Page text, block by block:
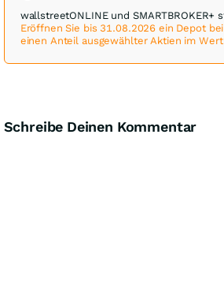
wallstreetONLINE und
Eröffnen Sie bis 31.08.2026 ein Depot
einen Anteil ausgewählter Aktien im
Schreibe Deinen Kommentar